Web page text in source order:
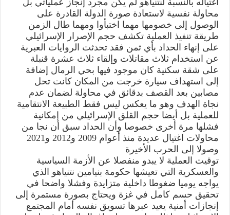
محاولة نفسية لاستعادة صورة الدولة القادرة على
الوصول إلى خصومها مهما اختبأوا ومهما طال الزمن
طريقة تنفيذ العملية تكشف حجم الإصرار الإسرائيلي
على إنهاء الحداد بأي ثمن فقد تحدثت الروايات العبرية
عن استخدام ثلاث مقاتلات وإلقاء ثلاث عشرة قنبلة
على شقة سكنية كان موجود فيها بحي الرمال إضافة
إلى استهداف سيارة خرجت من المكان كانت تحل
مصابين بعد القصف بدقائق في محاولة لضمان عدم
نجاة الهدف وهو ما يعكس ليس فقط الطبيعة الانتقامية
للعملية بل أيضا حجم القلق الإسرائيلي من إمكانية
فشلها مرة أخرى خصوصا وأن الحداد سبق أن نجا من
محاولات اغتيال عديدة منذ أعوام 2009 و2012 و2021
وصولا إلى الحرب الأخيرة
توقيت العملية لا يبدو منفصلا عن الأزمة السياسية
والعسكرية التي تعيشها حكومة بنيامين نتنياهو الذي
يواجه يوميا ضغوطا داخلية متزايدة وفشلا واضحا في
تحقيق حسم كامل في غزة ويحتاج بصورة مستمرة إلى
إنجازات أمنية يعيد عبرها تسويق نفسه أمام المجتمع